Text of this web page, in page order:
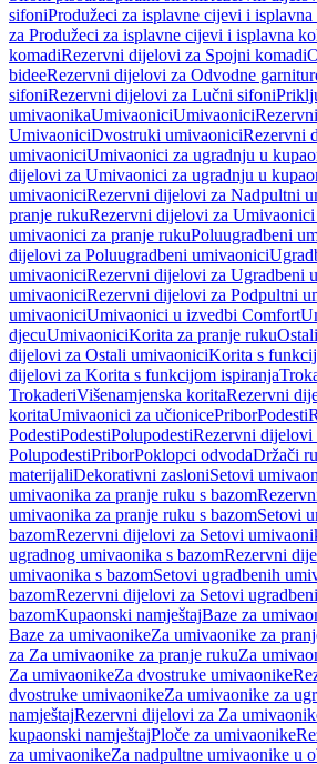
sifoniProdužeci za isplavne cijevi i isplavna
za Produžeci za isplavne cijevi i isplavna
komadiRezervni dijelovi za Spojni komadi
bideeRezervni dijelovi za Odvodne
sifoniRezervni dijelovi za Lučni sifoni
umivaonikaUmivaoniciUmivaonici
UmivaoniciDvostruki umivaoniciRezervni
umivaoniciUmivaonici za ugradnju u
dijelovi za Umivaonici za ugradnju u
umivaoniciRezervni dijelovi za Nadpultni
pranje rukuRezervni dijelovi za Umivaonici
umivaonici za pranje rukuPoluugradbeni
dijelovi za Poluugradbeni umivaonici
umivaoniciRezervni dijelovi za Ugradbeni
umivaoniciRezervni dijelovi za Podpultni
umivaoniciUmivaonici u izvedbi Comfort
djecuUmivaoniciKorita za pranje ruku
dijelovi za Ostali umivaoniciKorita s
dijelovi za Korita s funkcijom ispiranja
TrokaderiVišenamjenska koritaRezervni
koritaUmivaonici za učionicePriborPodesti
PodestiPodestiPolupodestiRezervni dijelovi
PolupodestiPriborPoklopci odvodaDržači
materijaliDekorativni zasloniSetovi
umivaonika za pranje ruku s bazom
umivaonika za pranje ruku s bazomSetovi
bazomRezervni dijelovi za Setovi
ugradnog umivaonika s bazomRezervni
umivaonika s bazomSetovi ugradbenih
bazomRezervni dijelovi za Setovi
bazomKupaonski namještajBaze za
Baze za umivaonikeZa umivaonike za
za Za umivaonike za pranje rukuZa
Za umivaonikeZa dvostruke umivaonike
dvostruke umivaonikeZa umivaonike za
namještajRezervni dijelovi za Za
kupaonski namještajPloče za umivaonike
za umivaonikeZa nadpultne umivaonike u